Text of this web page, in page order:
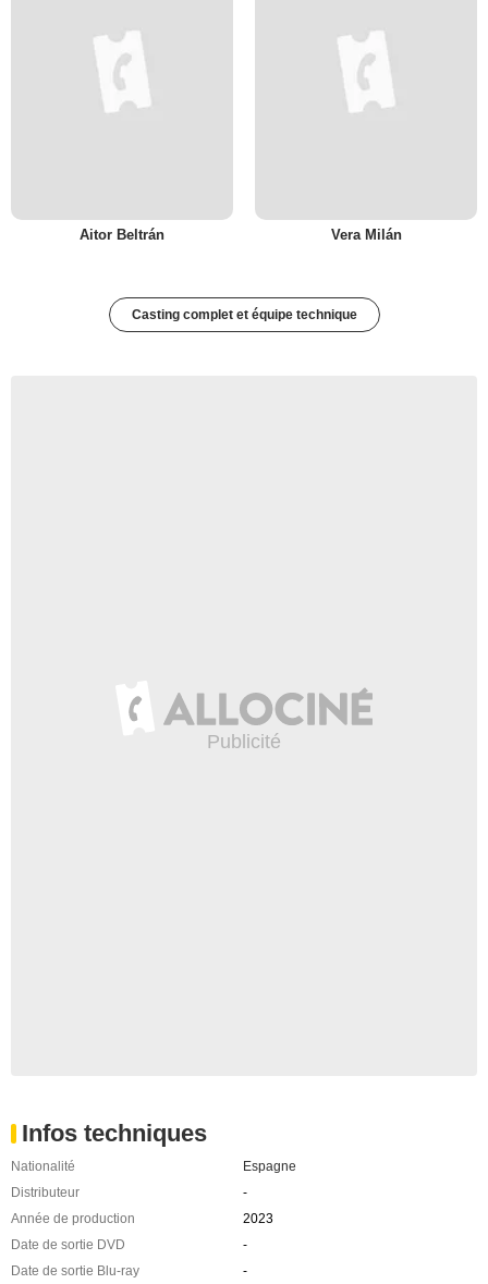
Aitor Beltrán Vera Milán
Casting complet et équipe technique
Infos techniques
Nationalité
Espagne
Distributeur
-
Année de production
2023
Date de sortie DVD
-
Date de sortie Blu-ray
-